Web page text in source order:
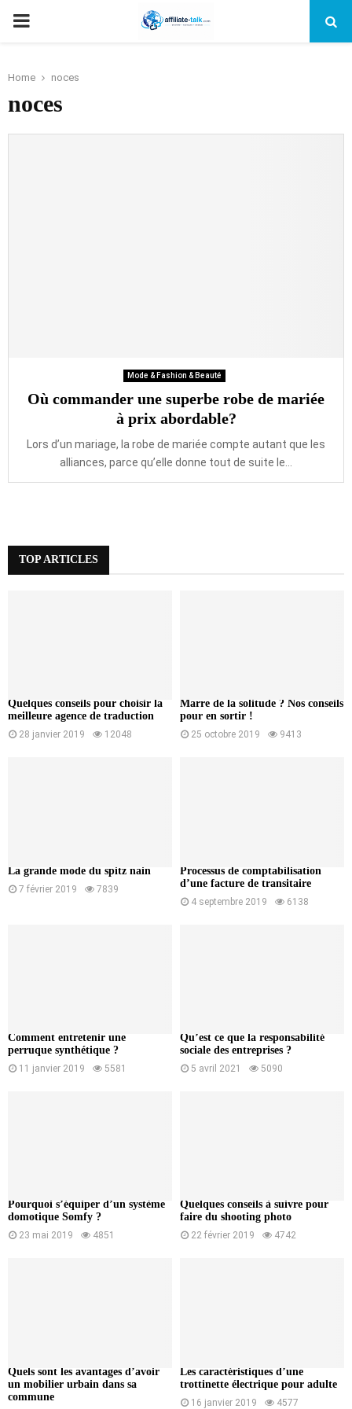
PRIMARY
Home noces
noces
Mode & Fashion & Beauté
Où commander une superbe robe de mariée
à prix abordable?
Lors d’un mariage, la robe de mariée compte autant que les
alliances, parce qu’elle donne tout de suite le...
TOP ARTICLES
Quelques conseils pour choisir la
meilleure agence de traduction
28 janvier 2019 12048
Marre de la solitude ? Nos conseils
pour en sortir !
25 octobre 2019 9413
La grande mode du spitz nain
7 février 2019 7839
Processus de comptabilisation
d’une facture de transitaire
4 septembre 2019 6138
Comment entretenir une
perruque synthétique ?
11 janvier 2019 5581
Qu’est ce que la responsabilité
sociale des entreprises ?
5 avril 2021 5090
Pourquoi s’équiper d’un système
domotique Somfy ?
23 mai 2019 4851
Quelques conseils à suivre pour
faire du shooting photo
22 février 2019 4742
Quels sont les avantages d’avoir
un mobilier urbain dans sa
commune
Les caractéristiques d’une
trottinette électrique pour adulte
16 janvier 2019 4577